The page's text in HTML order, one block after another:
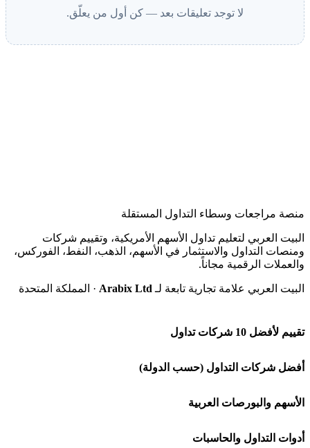
لا توجد تعليقات بعد — كن أول من يعلّق.
منصة مراجعات وسطاء التداول المستقلة
البيت العربي لتعليم تداول الأسهم الأمريكية، وتقييم شركات
ومنصات التداول والاستثمار في الأسهم، الذهب، النفط، الفوركس،
والعملات الرقمية مجاناً.
البيت العربي علامة تجارية تابعة لـ Arabix Ltd · المملكة المتحدة
تقييم لأفضل 10 شركات تداول
شركة Capital.com
افاتريد AvaTrade
اكسنس Exness
أفضل شركات التداول (حسب الدولة)
شركات تداول في السعودية
شركات تداول في الإمارات
الأسهم والبورصات العربية
🌍 كل البورصات العربية
أدوات التداول والحاسبات